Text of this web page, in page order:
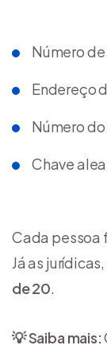
Número
Endereço
Número
Chave
Cada pessoa
Já as
de 20.
💡 Saiba mais: